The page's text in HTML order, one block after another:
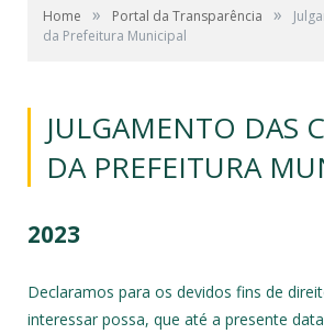
Home » Portal da Transparência »
da Prefeitura Municipal
JULGAMENTO DAS
DA PREFEITURA
2023
Declaramos para os devidos fins de
interessar possa, que até a presente